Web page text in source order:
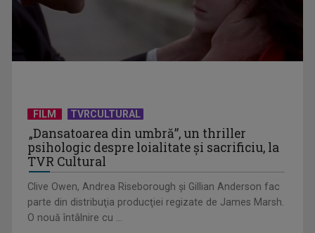
acum în inimile ...
FILM TVRCULTURAL
„Dansatoarea din umbră”, un thriller
psihologic despre loialitate și sacrificiu, la
TVR Cultural
Clive Owen, Andrea Riseborough şi Gillian Anderson fac
parte din distribuţia producţiei regizate de James Marsh.
O nouă întâlnire cu ...